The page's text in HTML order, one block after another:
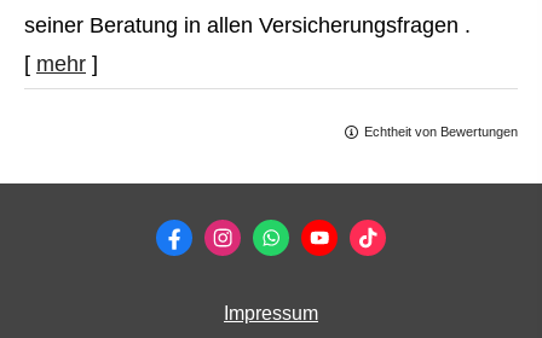
seiner Beratung in allen Versicherungsfragen .
[ mehr ]
Echtheit von Bewertungen
Impressum